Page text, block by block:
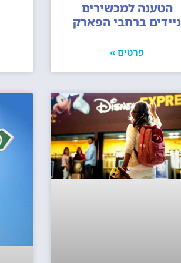
הטענה למכשירים
ניידים ברחבי הפארק
פרטים »